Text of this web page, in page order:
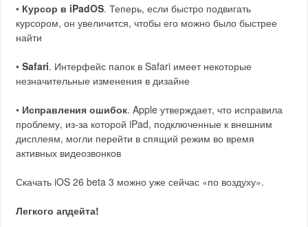
• Курсор в iPadOS. Теперь, если быстро подвигать
курсором, он увеличится, чтобы его можно было быстрее
найти
•Safari. Интерфейс папок в Safari имеет некоторые
незначительные изменения в дизайне
• Исправления ошибок. Apple утверждает, что исправила
проблему, из-за которой iPad, подключенные к внешним
дисплеям, могли перейти в спящий режим во время
активных видеозвонков
Скачать iOS 26 beta 3 можно уже сейчас «по воздуху».
Легкого апдейта!